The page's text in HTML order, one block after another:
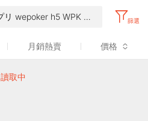
篩選
月銷熱賣 價格
讀取中